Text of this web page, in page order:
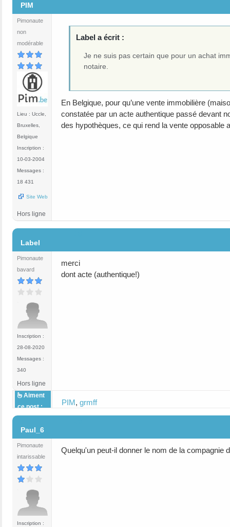
PIM
Pimonaute
non
modérable
Lieu : Uccle,
Bruxelles,
Belgique
Inscription :
10-03-2004
Messages :
18 431
Site Web
Label a écrit :
Je ne suis pas certain que pour un achat
notaire.
En Belgique, pour qu’une vente immobilière
constatée par un acte authentique passé devant
des hypothèques, ce qui rend la vente opposable
Hors ligne
Label
Pimonaute
bavard
Inscription :
28-08-2020
Messages :
340
merci
dont acte (authentique!)
Hors ligne
Aiment
ce post :
PIM, grmff
Paul_6
Pimonaute
intarissable
Inscription :
Quelqu'un peut-il donner le nom de la